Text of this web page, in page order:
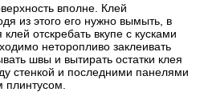
вполне. Клей
из этого его нужно вымыть, в
отскребать вкупе с кусками
неторопливо заклеивать
швы и вытирать остатки клея
стенкой и последними панелями
плинтусом.